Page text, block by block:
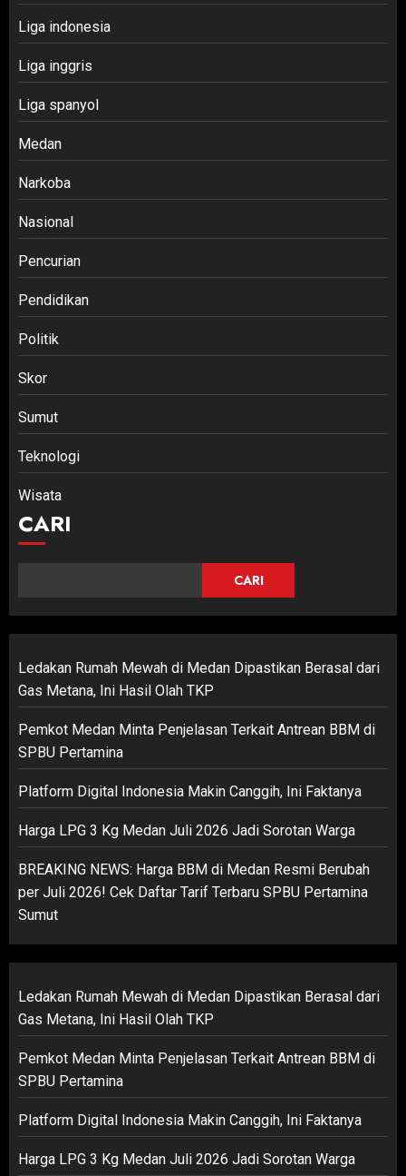
Liga indonesia
Liga inggris
Liga spanyol
Medan
Narkoba
Nasional
Pencurian
Pendidikan
Politik
Skor
Sumut
Teknologi
Wisata
CARI
CARI
Ledakan Rumah Mewah di Medan Dipastikan Berasal dari
Gas Metana, Ini Hasil Olah TKP
Pemkot Medan Minta Penjelasan Terkait Antrean BBM di
SPBU Pertamina
Platform Digital Indonesia Makin Canggih, Ini Faktanya
Harga LPG 3 Kg Medan Juli 2026 Jadi Sorotan Warga
BREAKING NEWS: Harga BBM di Medan Resmi Berubah
per Juli 2026! Cek Daftar Tarif Terbaru SPBU Pertamina
Sumut
Ledakan Rumah Mewah di Medan Dipastikan Berasal dari
Gas Metana, Ini Hasil Olah TKP
Pemkot Medan Minta Penjelasan Terkait Antrean BBM di
SPBU Pertamina
Platform Digital Indonesia Makin Canggih, Ini Faktanya
Harga LPG 3 Kg Medan Juli 2026 Jadi Sorotan Warga